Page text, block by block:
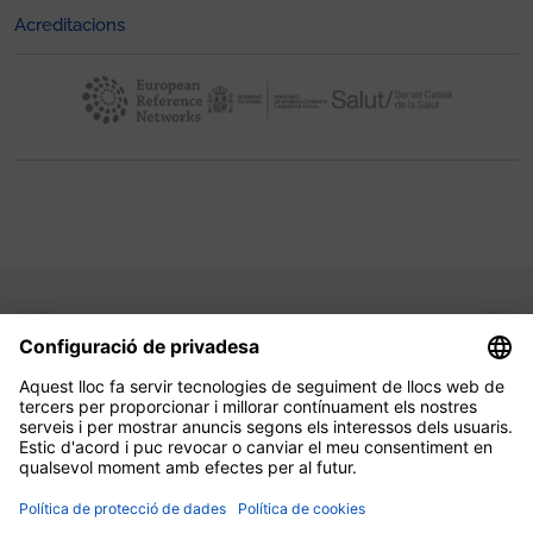
Acreditacions